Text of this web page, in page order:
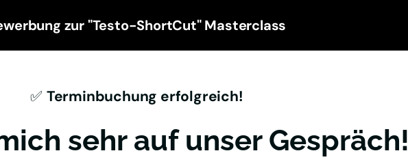
zur "Testo-ShortCut" Masterclass
✅ Terminbuchung erfolgreich!
sehr auf unser Gespräch!